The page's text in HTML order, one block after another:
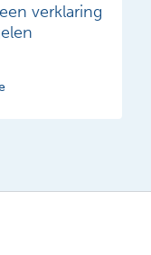
verklaring